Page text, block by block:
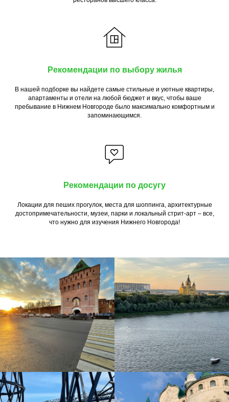
Рекомендации по выбору жилья
В нашей подборке вы найдете самые стильные и уютные квартиры,
апартаменты и отели на любой бюджет и вкус, чтобы ваше
пребывание в Нижнем Новгороде было максимально комфортным и
запоминающимся.
Рекомендации по досугу
Локации для пеших прогулок, места для шоппинга, архитектурные
достопримечательности, музеи, парки и локальный стрит-арт – все,
что нужно для изучения Нижнего Новгорода!